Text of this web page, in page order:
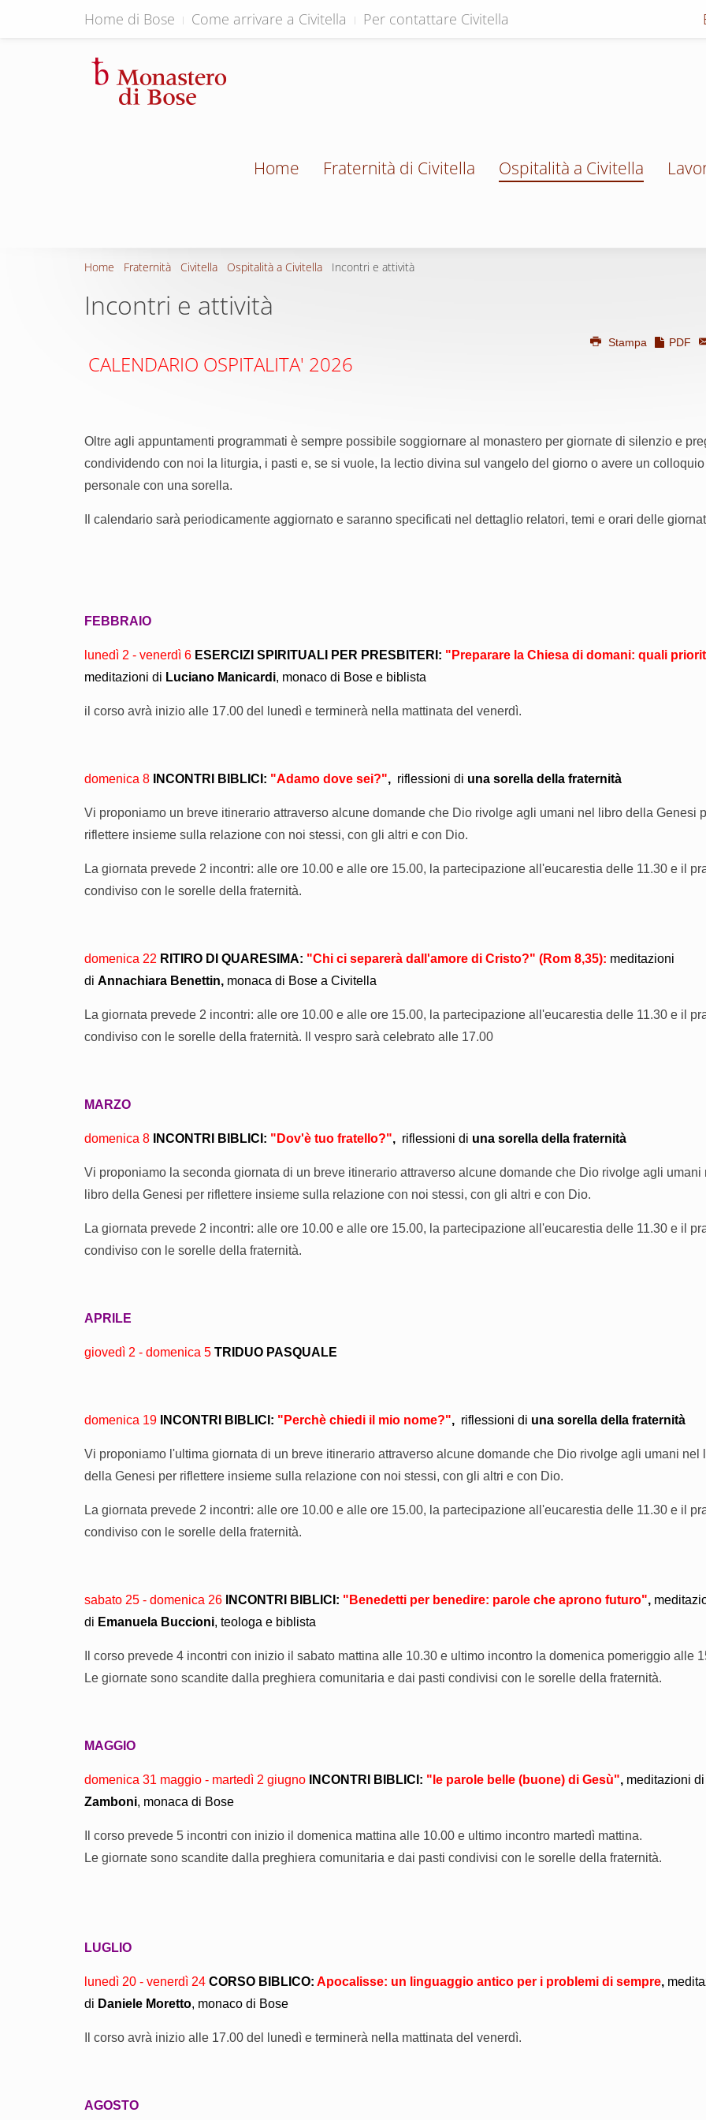
Home di Bose Come arrivare a Civitella Per contattare Civitella
Home Fraternità di Civitella Ospitalità a Civitella
Home Fraternità Civitella Ospitalità a Civitella Incontri e attività
Incontri e attività
Stampa PDF
CALENDARIO OSPITALITA' 2026
Oltre agli appuntamenti programmati è sempre possibile soggiornare al monastero per giornate di silenzio e
condividendo con noi la liturgia, i pasti e, se si vuole, la lectio divina sul vangelo del giorno o avere un colloquio
personale con una sorella.
Il calendario sarà periodicamente aggiornato e saranno specificati nel dettaglio relatori, temi e orari delle
FEBBRAIO
lunedì 2 - venerdì 6 ESERCIZI SPIRITUALI PER PRESBITERI: "Preparare la Chiesa di domani: quali
meditazioni di Luciano Manicardi, monaco di Bose e biblista
il corso avrà inizio alle 17.00 del lunedì e terminerà nella mattinata del venerdì.
domenica 8 INCONTRI BIBLICI: "Adamo dove sei?", riflessioni di una sorella della fraternità
Vi proponiamo un breve itinerario attraverso alcune domande che Dio rivolge agli umani nel libro della Genesi
riflettere insieme sulla relazione con noi stessi, con gli altri e con Dio.
La giornata prevede 2 incontri: alle ore 10.00 e alle ore 15.00, la partecipazione all'eucarestia delle 11.30 e il
condiviso con le sorelle della fraternità.
domenica 22 RITIRO DI QUARESIMA: "Chi ci separerà dall'amore di Cristo?" (Rom 8,35): meditazioni
di Annachiara Benettin, monaca di Bose a Civitella
La giornata prevede 2 incontri: alle ore 10.00 e alle ore 15.00, la partecipazione all'eucarestia delle 11.30 e il
condiviso con le sorelle della fraternità. Il vespro sarà celebrato alle 17.00
MARZO
domenica 8 INCONTRI BIBLICI: "Dov'è tuo fratello?", riflessioni di una sorella della fraternità
Vi proponiamo la seconda giornata di un breve itinerario attraverso alcune domande che Dio rivolge agli umani
libro della Genesi per riflettere insieme sulla relazione con noi stessi, con gli altri e con Dio.
La giornata prevede 2 incontri: alle ore 10.00 e alle ore 15.00, la partecipazione all'eucarestia delle 11.30 e il
condiviso con le sorelle della fraternità.
APRILE
giovedì 2 - domenica 5 TRIDUO PASQUALE
domenica 19 INCONTRI BIBLICI: "Perchè chiedi il mio nome?", riflessioni di una sorella della fraternità
Vi proponiamo l'ultima giornata di un breve itinerario attraverso alcune domande che Dio rivolge agli umani nel
della Genesi per riflettere insieme sulla relazione con noi stessi, con gli altri e con Dio.
La giornata prevede 2 incontri: alle ore 10.00 e alle ore 15.00, la partecipazione all'eucarestia delle 11.30 e il
condiviso con le sorelle della fraternità.
sabato 25 - domenica 26 INCONTRI BIBLICI: "Benedetti per benedire: parole che aprono futuro",
di Emanuela Buccioni, teologa e biblista
Il corso prevede 4 incontri con inizio il sabato mattina alle 10.30 e ultimo incontro la domenica pomeriggio alle
Le giornate sono scandite dalla preghiera comunitaria e dai pasti condivisi con le sorelle della fraternità.
MAGGIO
domenica 31 maggio - martedì 2 giugno INCONTRI BIBLICI: "le parole belle (buone) di Gesù", meditazioni di
Zamboni, monaca di Bose
Il corso prevede 5 incontri con inizio il domenica mattina alle 10.00 e ultimo incontro martedì mattina.
Le giornate sono scandite dalla preghiera comunitaria e dai pasti condivisi con le sorelle della fraternità.
LUGLIO
lunedì 20 - venerdì 24 CORSO BIBLICO: Apocalisse: un linguaggio antico per i problemi di sempre,
di Daniele Moretto, monaco di Bose
Il corso avrà inizio alle 17.00 del lunedì e terminerà nella mattinata del venerdì.
AGOSTO